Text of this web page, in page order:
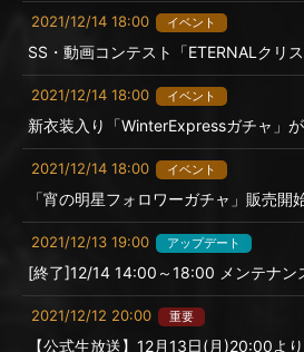
2021/12/14 18:00 イベント
SS・動画コンテスト「ETERNALクリ
2021/12/14 18:00 イベント
新衣装入り「WinterExpressガチャ」
2021/12/14 18:00 イベント
「宵の明星フォロワーガチャ」販売開
2021/12/13 19:00 アップデート
[終了]12/14 14:00～18:00 メンテナン
2021/12/12 20:00 重要
【公式生放送】12月13日(月)20:00よ